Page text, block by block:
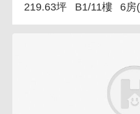
219.63坪 B1/11樓 6房